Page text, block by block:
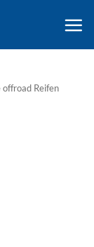
offroad Reifen